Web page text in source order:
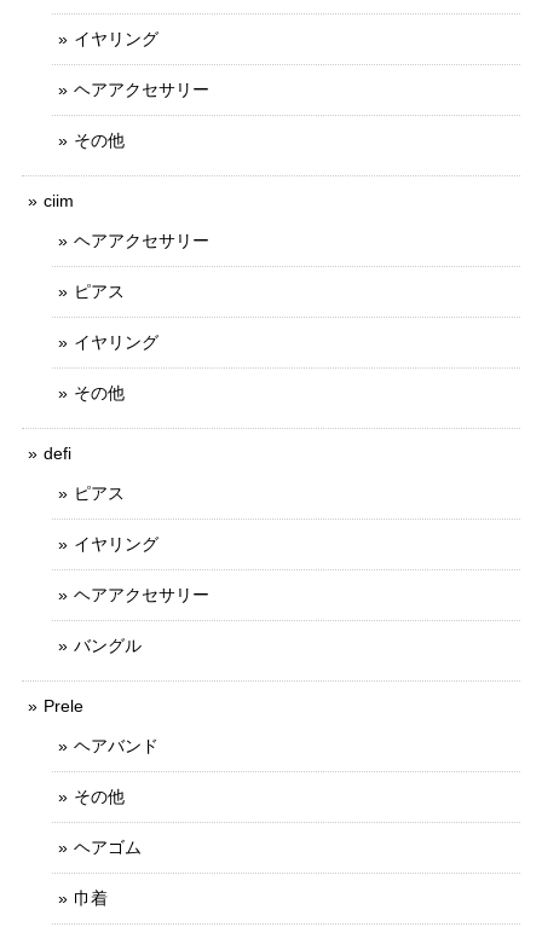
イヤリング
ヘアアクセサリー
その他
ciim
ヘアアクセサリー
ピアス
イヤリング
その他
defi
ピアス
イヤリング
ヘアアクセサリー
バングル
Prele
ヘアバンド
その他
ヘアゴム
巾着